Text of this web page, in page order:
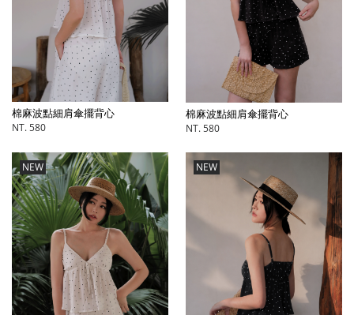
棉麻波點細肩傘擺背心
NT. 580
棉麻波點細肩傘擺背心
NT. 580
NEW NEW